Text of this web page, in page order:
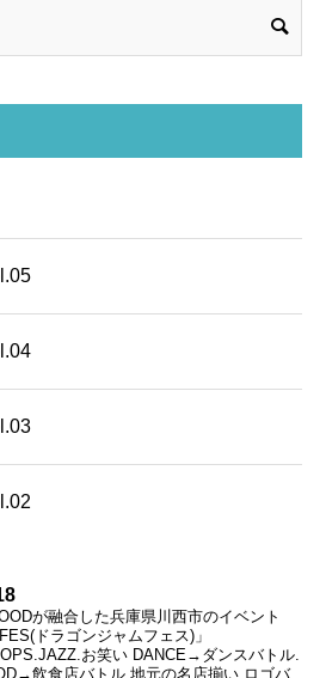
が融合した兵庫県川西市のイベント
ドラゴンジャムフェス)」
お笑い DANCE→ダンスバトル.
飲食店バトル.地元の名店揃い ロゴバ